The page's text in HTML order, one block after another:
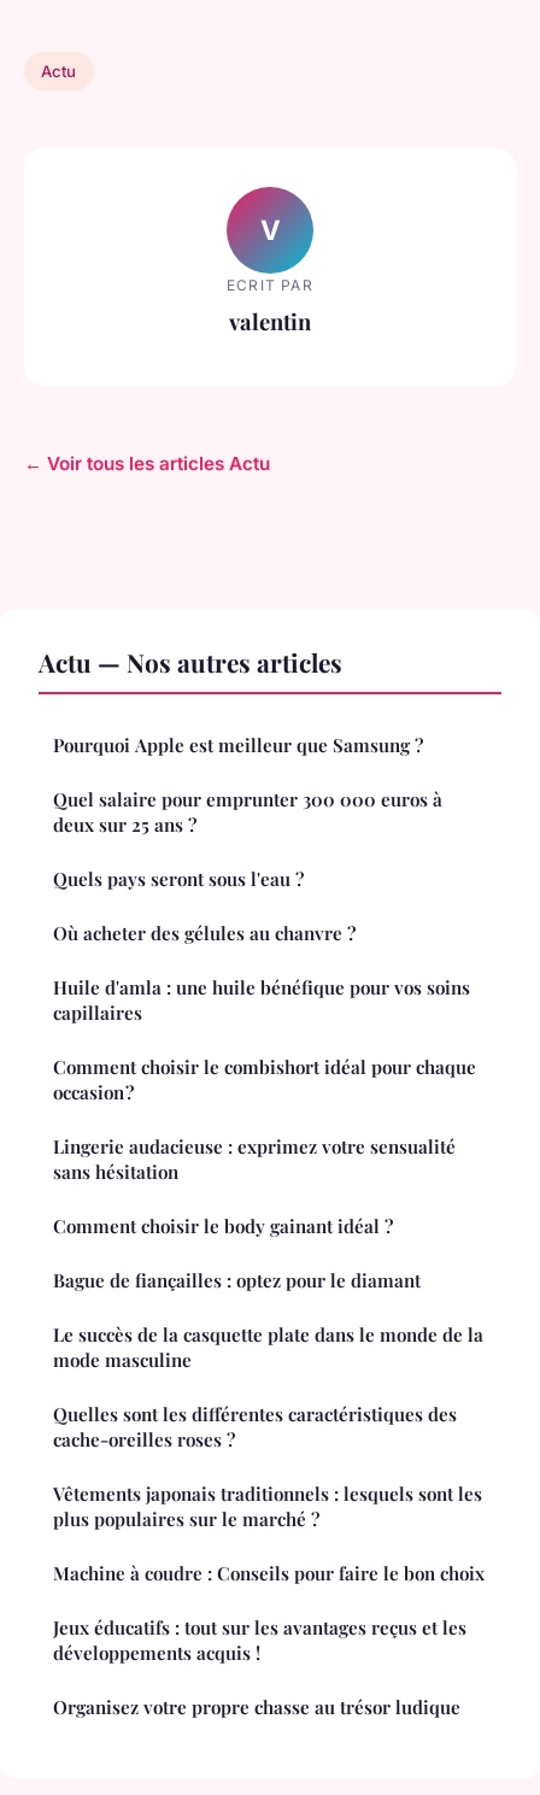
Actu
V
ECRIT PAR
valentin
← Voir tous les articles Actu
Actu — Nos autres articles
Pourquoi Apple est meilleur que Samsung ?
Quel salaire pour emprunter 300 000 euros à
deux sur 25 ans ?
Quels pays seront sous l'eau ?
Où acheter des gélules au chanvre ?
Huile d'amla : une huile bénéfique pour vos soins
capillaires
Comment choisir le combishort idéal pour chaque
occasion ?
Lingerie audacieuse : exprimez votre sensualité
sans hésitation
Comment choisir le body gainant idéal ?
Bague de fiançailles : optez pour le diamant
Le succès de la casquette plate dans le monde de la
mode masculine
Quelles sont les différentes caractéristiques des
cache-oreilles roses ?
Vêtements japonais traditionnels : lesquels sont les
plus populaires sur le marché ?
Machine à coudre : Conseils pour faire le bon choix
Jeux éducatifs : tout sur les avantages reçus et les
développements acquis !
Organisez votre propre chasse au trésor ludique